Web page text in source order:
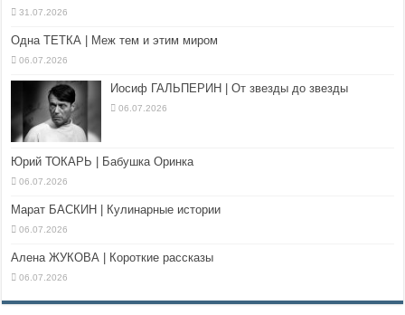
31.07.2026
Одна ТЕТКА | Меж тем и этим миром
06.07.2026
Иосиф ГАЛЬПЕРИН | От звезды до звезды
06.07.2026
Юрий ТОКАРЬ | Бабушка Оринка
06.07.2026
Марат БАСКИН | Кулинарные истории
06.07.2026
Алена ЖУКОВА | Короткие рассказы
06.07.2026